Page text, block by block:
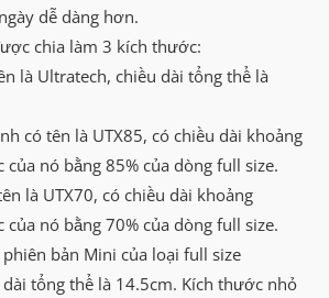
dễ dàng hơn.
chia làm 3 kích thước:
là Ultratech, chiều dài tổng thể là
có tên là UTX85, có chiều dài khoảng
nó bằng 85% của dòng full size.
là UTX70, có chiều dài khoảng
nó bằng 70% của dòng full size.
bản Mini của loại full size
tổng thể là 14.5cm. Kích thước nhỏ